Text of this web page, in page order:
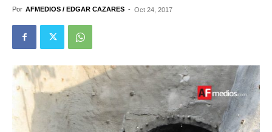
Por AFMEDIOS / EDGAR CAZARES - Oct 24, 2017